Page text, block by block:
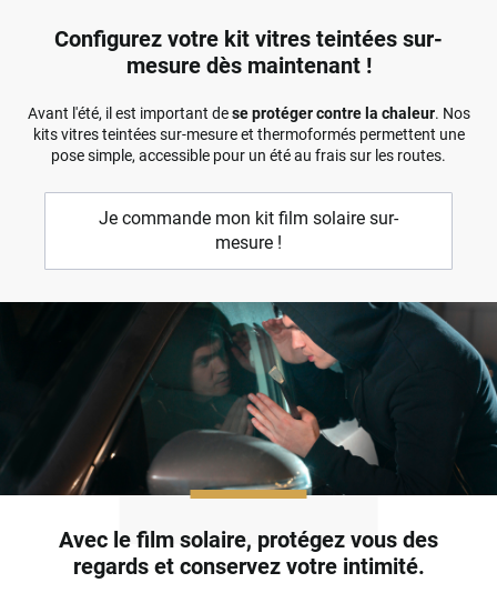
Configurez votre kit vitres teintées sur-
mesure dès maintenant !
Avant l'été, il est important dese protéger contre la chaleur. Nos
kits vitres teintées sur-mesure et thermoformés permettent une
pose simple, accessible pour un été au frais sur les routes.
Je commande mon kit film solaire sur-
mesure !
Avec le film solaire, protégez vous des
regards et conservez votre intimité.